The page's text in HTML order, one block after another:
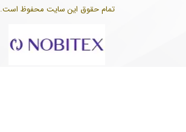
تمام حقوق این سایت محفوظ است.